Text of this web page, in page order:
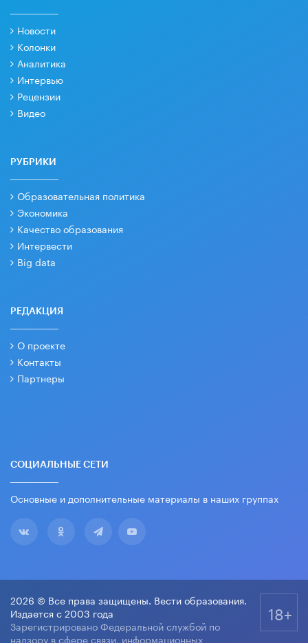
Новости
Колонки
Аналитика
Интервью
Рецензии
Видео
РУБРИКИ
Образовательная политика
Экономика
Качество образования
Интервести
Big data
РЕДАКЦИЯ
О проекте
Контакты
Партнеры
СОЦИАЛЬНЫЕ СЕТИ
Основные и дополнительные материалы в наших группах
2026 © Все права защищены. Вести образования.
Издается с 2003 года
Зарегистрировано Федеральной службой по
надзору в сфере связи, информационных
18+